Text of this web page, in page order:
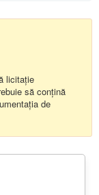
licitație
să conțină
de